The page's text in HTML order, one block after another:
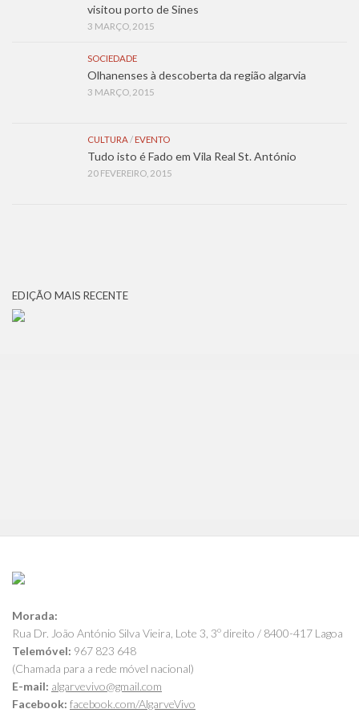
visitou porto de Sines
3 MARÇO, 2015
SOCIEDADE
Olhanenses à descoberta da região algarvia
3 MARÇO, 2015
CULTURA/ EVENTO
Tudo isto é Fado em Vila Real St. António
20 FEVEREIRO, 2015
EDIÇÃO MAIS RECENTE
Morada:
Rua Dr. João António Silva Vieira, Lote 3, 3º direito / 8400-417 Lagoa
Telemóvel: 967 823 648
(Chamada para a rede móvel nacional)
E-mail: algarvevivo@gmail.com
Facebook: facebook.com/AlgarveVivo